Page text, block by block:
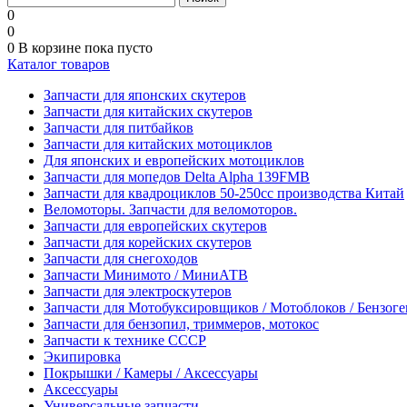
0
0
0 В корзине пока пусто
Каталог товаров
Запчасти для японских скутеров
Запчасти для китайских скутеров
Запчасти для питбайков
Запчасти для китайских мотоциклов
Для японских и европейских мотоциклов
Запчасти для мопедов Delta Alpha 139FMB
Запчасти для квадроциклов 50-250сс производства Китай
Веломоторы. Запчасти для веломоторов.
Запчасти для европейских скутеров
Запчасти для корейских скутеров
Запчасти для снегоходов
Запчасти Минимото / МиниАТВ
Запчасти для электроскутеров
Запчасти для Мотобуксировщиков / Мотоблоков /
Запчасти для бензопил, триммеров, мотокос
Запчасти к технике СССР
Экипировка
Покрышки / Камеры / Аксессуары
Аксессуары